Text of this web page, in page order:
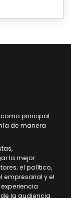
como principal
de manera
la mejor
el político,
empresarial y el
la audiencia.